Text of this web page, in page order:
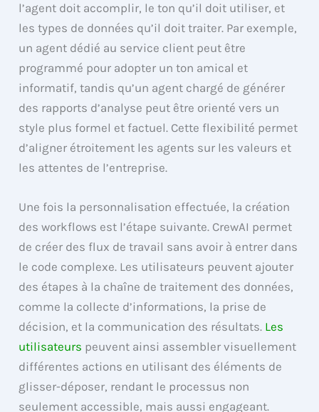
l’agent doit accomplir, le ton qu’il doit utiliser, et
les types de données qu’il doit traiter. Par exemple,
un agent dédié au service client peut être
programmé pour adopter un ton amical et
informatif, tandis qu’un agent chargé de générer
des rapports d’analyse peut être orienté vers un
style plus formel et factuel. Cette flexibilité permet
d’aligner étroitement les agents sur les valeurs et
les attentes de l’entreprise.
Une fois la personnalisation effectuée, la création
des workflows est l’étape suivante. CrewAI permet
de créer des flux de travail sans avoir à entrer dans
le code complexe. Les utilisateurs peuvent ajouter
des étapes à la chaîne de traitement des données,
comme la collecte d’informations, la prise de
décision, et la communication des résultats. Les
utilisateurs peuvent ainsi assembler visuellement
différentes actions en utilisant des éléments de
glisser-déposer, rendant le processus non
seulement accessible, mais aussi engageant.